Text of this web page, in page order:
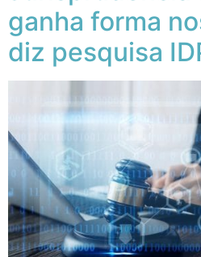
ganha forma
diz pesquisa